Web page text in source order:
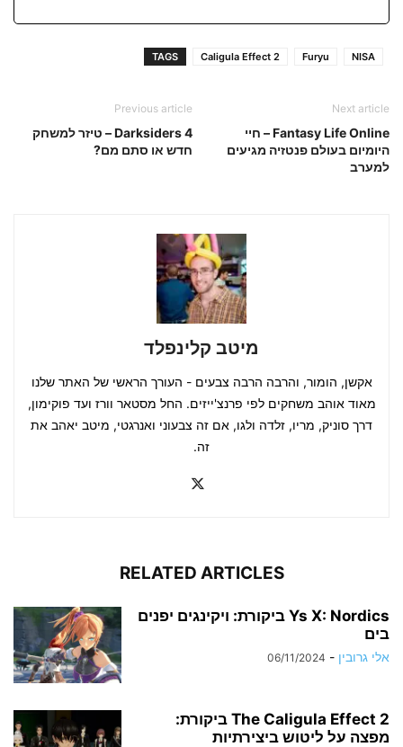
TAGS Caligula Effect 2 Furyu NISA
Previous article
Darksiders 4 – טיזר למשחק
חדש או סתם מם?
Next article
Fantasy Life Online – חיי
היומיום בעולם פנטזיה מגיעים
למערב
מיטב קלינפלד
אקשן, הומור, והרבה הרבה צבעים - העורך הראשי של האתר שלנו
מאוד אוהב משחקים לפי פרנצ'ייזים. החל מסטאר וורז ועד פוקימון,
דרך סוניק, מריו, זלדה ולגו, אם זה צבעוני ואנרגטי, מיטב יאהב את
זה.
RELATED ARTICLES
Ys X: Nordics ביקורת: ויקינגים יפנים
בים
אלי גרובין -
06/11/2024
The Caligula Effect 2 ביקורת:
מפצה על ליטוש ביצירתיות